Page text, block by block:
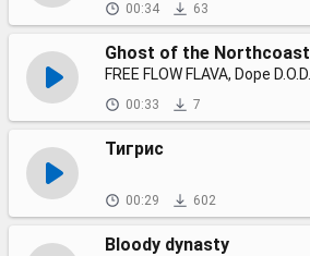
00:34 63
Ghost of the Northcoast
FREE FLOW FLAVA, Dope D.O.D.
00:33 7
Тигрис
00:29 602
Bloody dynasty